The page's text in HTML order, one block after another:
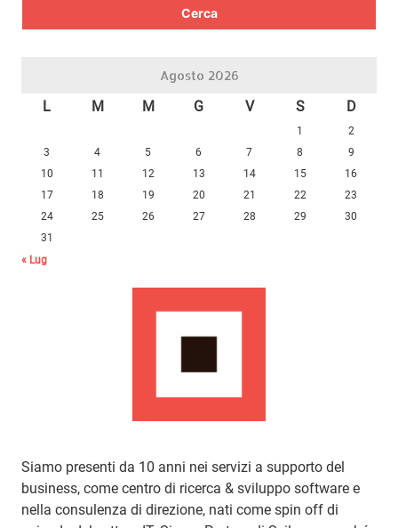
Agosto 2026
L M M G V S D
1
2
3
4 5 6 7 8
9
10
11 12 13 14 15
16
17
18 19 20 21 22
23
24
25 26 27 28 29
30
31
« Lug
Siamo presenti da 10 anni nei servizi a supporto del
business, come centro di ricerca & sviluppo software e
nella consulenza di direzione, nati come spin off di